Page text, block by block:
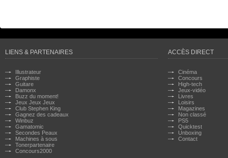
LIENS & PARTENAIRES
Illustrateur
Graphiste
Guitare
Damonx
Buzz du moment!
Jeux Jeux Jeux
Club Stephen King
Gagnez des cadeaux
Winbuz
Gamatomic
Secondes Peaux
Machines à sous
Tonerpartenaire
Concours2000
ACCÈS DIRECT
Cinéma
Concours
High-tech
Jeux-vidéo
Livres
Loisirs
Magazines
Non classé
PS5
Quicktest
Unboxing
Contact